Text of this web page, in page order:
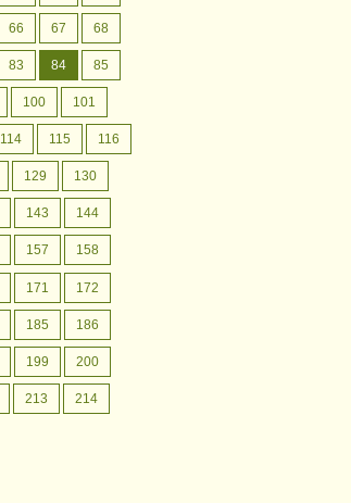
66 67 68
83 84 85
100 101
114 115 116
129 130
143 144
157 158
171 172
185 186
199 200
213 214